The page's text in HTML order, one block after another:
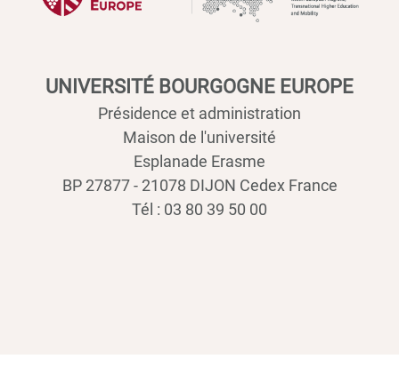
UNIVERSITÉ BOURGOGNE EUROPE
Présidence et administration
Maison de l'université
Esplanade Erasme
BP 27877 - 21078 DIJON Cedex France
Tél : 03 80 39 50 00